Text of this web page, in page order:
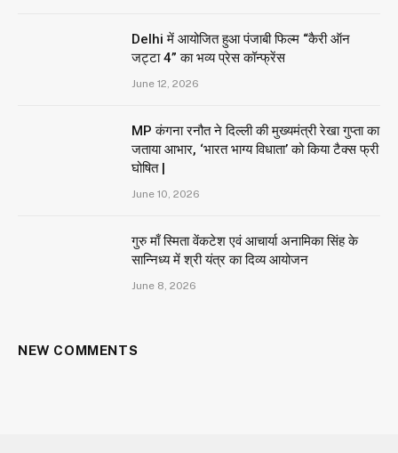
Delhi में आयोजित हुआ पंजाबी फिल्म “कैरी ऑन
जट्टा 4” का भव्य प्रेस कॉन्फ्रेंस
June 12, 2026
MP कंगना रनौत ने दिल्ली की मुख्यमंत्री रेखा गुप्ता का
जताया आभार, ‘भारत भाग्य विधाता’ को किया टैक्स फ्री
घोषित |
June 10, 2026
गुरु माँ स्मिता वेंकटेश एवं आचार्या अनामिका सिंह के
सान्निध्य में श्री यंत्र का दिव्य आयोजन
June 8, 2026
NEW COMMENTS